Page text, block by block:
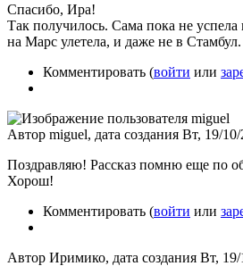
Спасибо, Ира!
Так получилось. Сама пока не
на Марс улетела, и даже не в Стамбул.
Комментировать (войти или
Автор miguel, дата создания Вт, 19/
Поздравляю! Рассказ помню еще по
Хорош!
Комментировать (войти или
Автор Иримико, дата создания Вт,